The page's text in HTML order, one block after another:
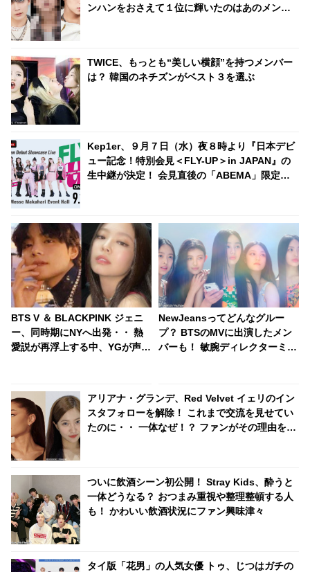
ンハンをおさえて１位に輝いたのはあのメンバ
TWICE、もっとも“美しい横顔”を持つメンバー
は？ 韓国のネチズンがベスト３を選ぶ
Kep1er、９月７日（水）夜８時より『日本デビ
ュー記念！特別会見＜FLY-UP＞in JAPAN』の
生中継が決定！ 会見直後の「ABEMA」限定ア
BTS V ＆ BLACKPINK ジェニ
ー、同時期にNYへ出発・・ 熱
愛説が再浮上する中、YGが声明
NewJeansってどんなグルー
プ？ BTSのMVに出演したメン
バーも！ 敏腕ディレクターミ
アリアナ・グランデ、Red Velvet イェリのイン
スタフォローを解除！ これまで交流を見せてい
たのに・・ 一体なぜ！？ ファンがその理由を推
ついに飲酒シーン初公開！ Stray Kids、酔うと
一体どうなる？ おつまみ重視や整理整頓する人
も！ かわいい飲酒状況にファン興味津々
タイ版「花男」の人気女優 トゥ、じつはガチの